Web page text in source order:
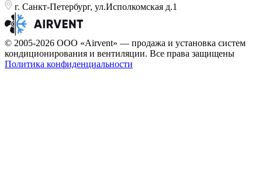
г. Санкт-Петербург, ул.Исполкомская д.1
© 2005-2026 ООО «Airvent» — продажа и установка систем
кондиционирования и вентиляции. Все права защищены
Политика конфиденциальности